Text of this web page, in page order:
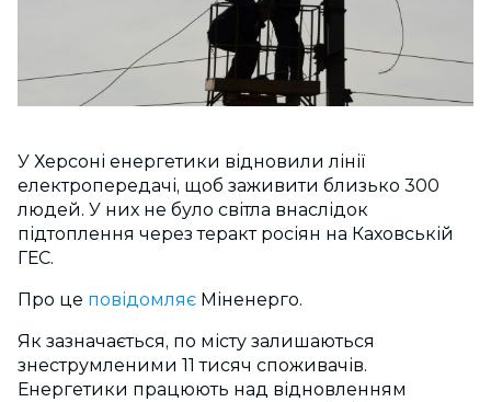
У Херсоні енергетики відновили лінії
електропередачі, щоб заживити близько 300
людей. У них не було світла внаслідок
підтоплення через теракт росіян на Каховській
ГЕС.
Про це повідомляє Міненерго.
Як зазначається, по місту залишаються
знеструмленими 11 тисяч споживачів.
Енергетики працюють над відновленням